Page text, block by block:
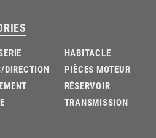
DIRECTION
HABITACLE
PIÈCES MOTEUR
RÉSERVOIR
TRANSMISSION